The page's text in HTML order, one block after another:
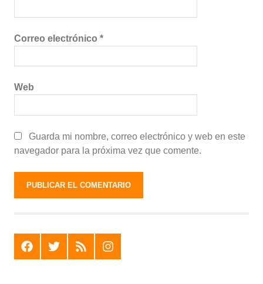
Correo electrónico *
Web
Guarda mi nombre, correo electrónico y web en este
navegador para la próxima vez que comente.
F T R I